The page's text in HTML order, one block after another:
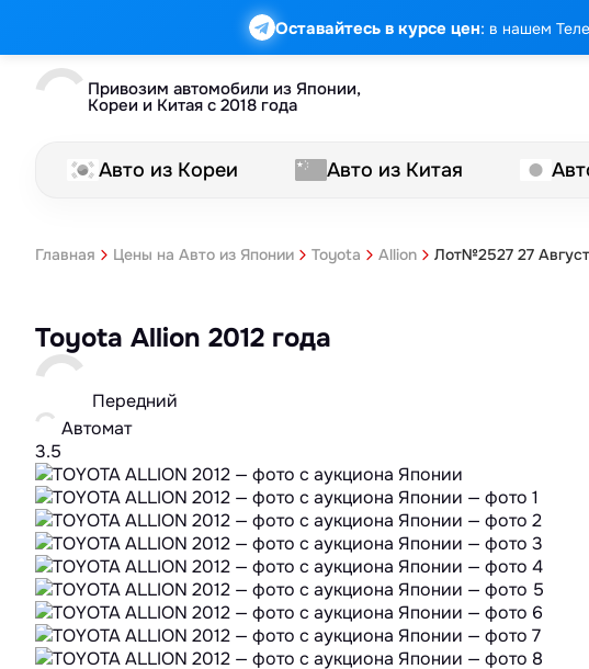
Оставайтесь в курсе цен: в нашем
Привозим автомобили из Японии,
Кореи и Китая с 2018 года
Авто из Кореи Авто из Китая
Главная Цены на Авто из Японии Toyota Allion Лот№2527 27
Toyota Allion 2012 года
Передний
Автомат
3.5